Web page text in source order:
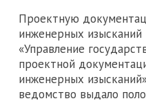
Проектную
инженерных
«Управление
проектной
инженерных
ведомство выдало